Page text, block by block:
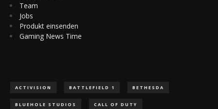
Team
Jobs
Produkt einsenden
Gaming News Time
ACTIVISION BATTLEFIELD 1 BETHESDA
BLUEHOLE STUDIOS CALL OF DUTY